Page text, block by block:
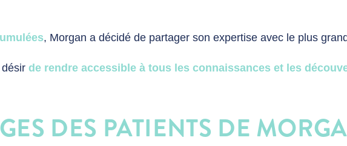
, Morgan a décidé de partager son expertise avec le plus
de rendre accessible à tous les connaissances et les
DES PATIENTS DE